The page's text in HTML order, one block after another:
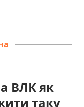
ВЛК як
таку